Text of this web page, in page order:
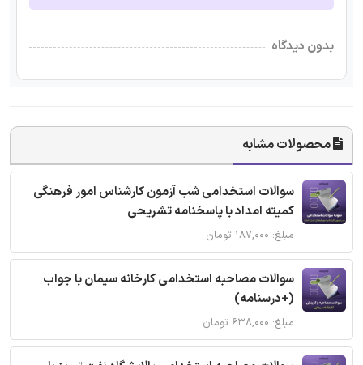
بدون دیدگاه
محصولات مشابه
سوالات استخدامی شب آزمون کارشناس امور فرهنگی
کمیته امداد با پاسخنامه تشریحی
مبلغ: ۱۸۷,۰۰۰ تومان
سوالات مصاحبه استخدامی کارخانه سیمان با جواب
(+درسنامه)
مبلغ: ۶۳۸,۰۰۰ تومان